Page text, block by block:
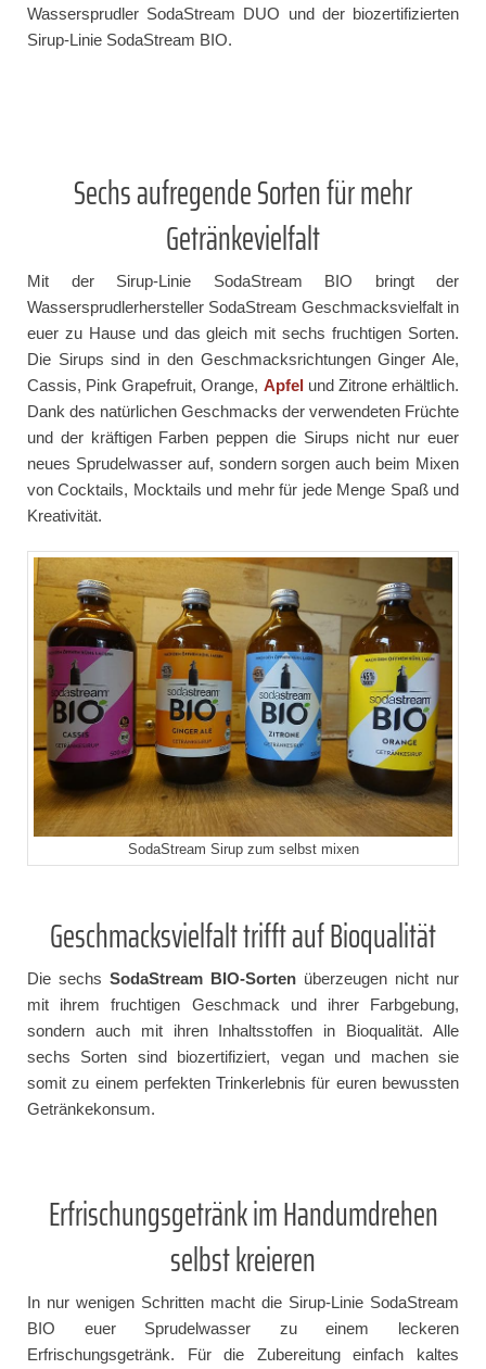
Wassersprudler SodaStream DUO und der biozertifizierten
Sirup-Linie SodaStream BIO.
Sechs aufregende Sorten für mehr
Getränkevielfalt
Mit der Sirup-Linie SodaStream BIO bringt der
Wassersprudlerhersteller SodaStream Geschmacksvielfalt in
euer zu Hause und das gleich mit sechs fruchtigen Sorten.
Die Sirups sind in den Geschmacksrichtungen Ginger Ale,
Cassis, Pink Grapefruit, Orange, Apfelund Zitrone erhältlich.
Dank des natürlichen Geschmacks der verwendeten Früchte
und der kräftigen Farben peppen die Sirups nicht nur euer
neues Sprudelwasser auf, sondern sorgen auch beim Mixen
von Cocktails, Mocktails und mehr für jede Menge Spaß und
Kreativität.
SodaStream Sirup zum selbst mixen
Geschmacksvielfalt trifft auf Bioqualität
Die sechs SodaStream BIO-Sorten überzeugen nicht nur
mit ihrem fruchtigen Geschmack und ihrer Farbgebung,
sondern auch mit ihren Inhaltsstoffen in Bioqualität. Alle
sechs Sorten sind biozertifiziert, vegan und machen sie
somit zu einem perfekten Trinkerlebnis für euren bewussten
Getränkekonsum.
Erfrischungsgetränk im Handumdrehen
selbst kreieren
In nur wenigen Schritten macht die Sirup-Linie SodaStream
BIO euer Sprudelwasser zu einem leckeren
Erfrischungsgetränk. Für die Zubereitung einfach kaltes